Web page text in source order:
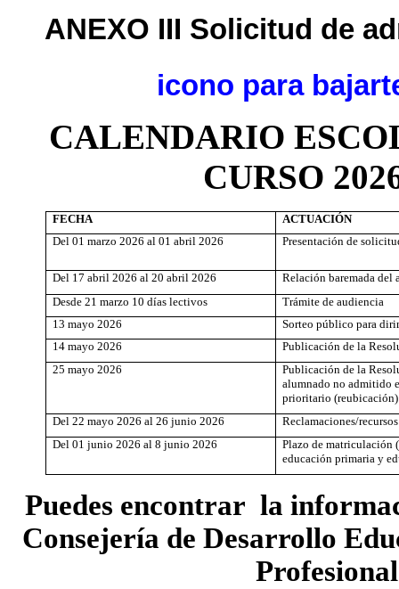
ANEXO III Solicitud de
icono para
CALENDARIO
CURSO
FECHA
ACTUACIÓN
Del 01 marzo 2026 al 01 abril 2026
Presentación de
Del 17 abril 2026 al 20 abril 2026
Relación baremada
Desde 21 marzo 10 días lectivos
Trámite de audiencia
13 mayo 2026
Sorteo público para
14 mayo 2026
Publicación de la
25 mayo 2026
Publicación de la
alumnado no admitido
prioritario (reubicación)
Del 22 mayo 2026 al 26 junio 2026
Reclamaciones/
Del 01 junio 2026 al 8 junio 2026
Plazo de matriculación
educación primaria y
Puedes encontrar la
Consejería de Desarrollo